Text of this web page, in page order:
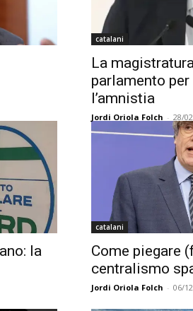
catalani
La
parlamento
l’amnistia
Jordi Oriola Folch - 28/
la
catalani
Come piegare
centralismo
Jordi Oriola Folch - 06/